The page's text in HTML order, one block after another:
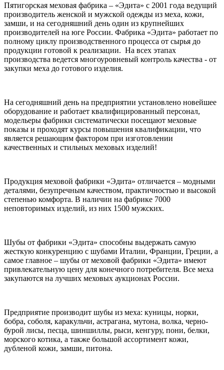
Пятигорская меховая фабрика – «Эдита» с 2001 года ведущий
производитель женской и мужской одежды из меха, кожи,
замши, и на сегодняшний день один из крупнейших
производителей на юге России. Фабрика «Эдита» работает по
полному циклу производственного процесса от сырья до
продукции готовой к реализации. На всех этапах
производства ведется многоуровневый контроль качества - от
закупки меха до готового изделия.
На сегодняшний день на предприятии установлено новейшее
оборудование и работает квалифицированный персонал,
модельеры фабрики систематически посещают меховые
показы и проходят курсы повышения квалификации, что
является решающим фактором при изготовлении
качественных и стильных меховых изделий!
Продукция меховой фабрики «Эдита» отличается – модными
деталями, безупречным качеством, практичностью и высокой
степенью комфорта. В наличии на фабрике 7000
неповторимых изделий, из них 1500 мужских.
Шубы от фабрики «Эдита» способны выдержать самую
жесткую конкуренцию с шубами Италии, Франции, Греции, а
самое главное – шубы от меховой фабрики «Эдита» имеют
привлекательную цену для конечного потребителя. Все меха
закупаются на лучших меховых аукционах России.
Предприятие производит шубы из меха: куницы, норки,
бобра, соболя, каракульчи, астрагана, мутона, волка, черно-
бурой лисы, песца, шиншиллы, рыси, кенгуру, пони, белки,
морского котика, а также большой ассортимент кожи,
дубленой кожи, замши, питона.